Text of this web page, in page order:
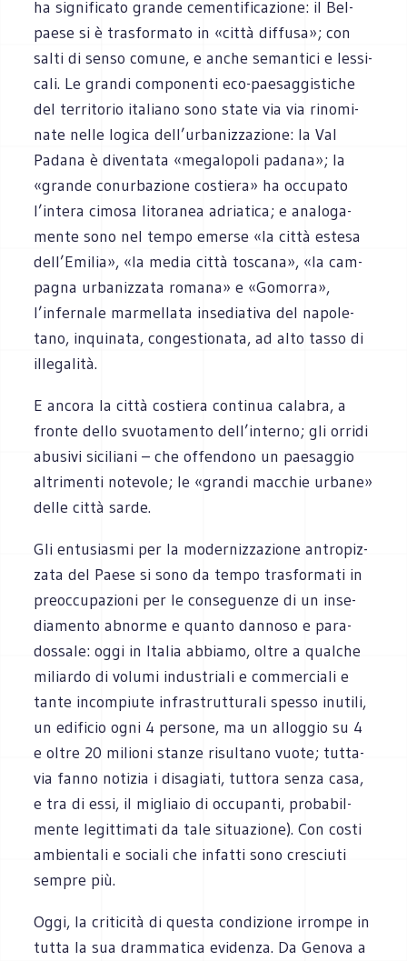
ha signi­fi­cato grande cemen­ti­fi­ca­zione: il Bel­
paese si è tra­sfor­mato in «città dif­fusa»; con
salti di senso comune, e anche seman­tici e les­si­
cali. Le grandi com­po­nenti eco-paesaggistiche
del ter­ri­to­rio ita­liano sono state via via rino­mi­
nate nelle logica dell’urbanizzazione: la Val
Padana è diven­tata «mega­lo­poli padana»; la
«grande conur­ba­zione costiera» ha occu­pato
l’intera cimosa lito­ra­nea adria­tica; e ana­lo­ga­
mente sono nel tempo emerse «la città estesa
dell’Emilia», «la media città toscana», «la cam­
pa­gna urba­niz­zata romana» e «Gomorra»,
l’infernale mar­mel­lata inse­dia­tiva del napo­le­
tano, inqui­nata, con­ge­stio­nata, ad alto tasso di
illegalità.
E ancora la città costiera con­ti­nua cala­bra, a
fronte dello svuo­ta­mento dell’interno; gli orridi
abu­sivi sici­liani – che offen­dono un pae­sag­gio
altri­menti note­vole; le «grandi mac­chie urbane»
delle città sarde.
Gli entu­sia­smi per la moder­niz­za­zione antro­piz­
zata del Paese si sono da tempo tra­sfor­mati in
pre­oc­cu­pa­zioni per le con­se­guenze di un inse­
dia­mento abnorme e quanto dan­noso e para­
dos­sale: oggi in Ita­lia abbiamo, oltre a qual­che
miliardo di volumi indu­striali e com­mer­ciali e
tante incom­piute infra­strut­tu­rali spesso inu­tili,
un edi­fi­cio ogni 4 per­sone, ma un allog­gio su 4
e oltre 20 milioni stanze risul­tano vuote; tut­ta­
via fanno noti­zia i disa­giati, tut­tora senza casa,
e tra di essi, il migliaio di occu­panti, pro­ba­bil­
mente legit­ti­mati da tale situa­zione). Con costi
ambien­tali e sociali che infatti sono cre­sciuti
sem­pre più.
Oggi, la cri­ti­cità di que­sta con­di­zione irrompe in
tutta la sua dram­ma­tica evi­denza. Da Genova a